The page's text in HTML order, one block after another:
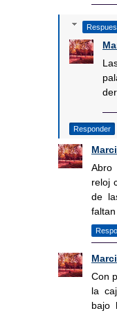
Responder
Marci
Abro
reloj
de
faltan
Marci
Con
la
bajo